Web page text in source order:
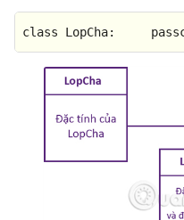
class LopCha:     pass